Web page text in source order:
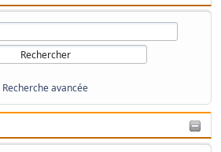
Recherche avancée